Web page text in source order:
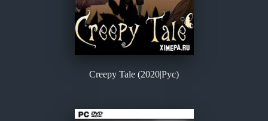
Creepy Tale (2020|Рус)